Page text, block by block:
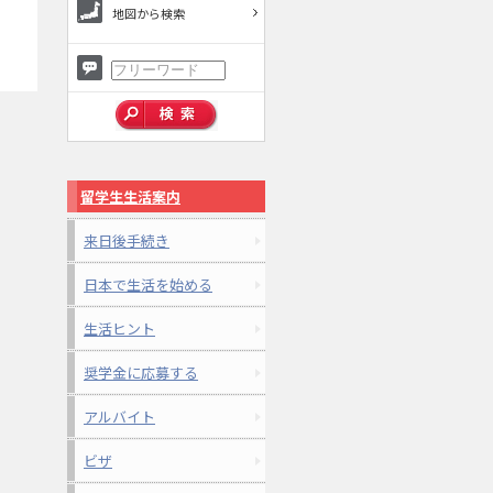
地図から検索
留学生生活案内
来日後手続き
日本で生活を始める
生活ヒント
奨学金に応募する
アルバイト
ビザ